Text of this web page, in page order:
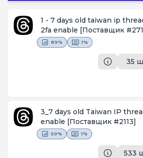
1 - 7 days old taiwan ip
2fa enable [Поставщик
89% 1%
35
3_7 days old Taiwan IP
enable [Поставщик #2113]
50% 1%
533